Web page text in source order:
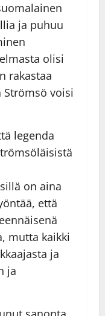
ja puhuu
olisi
rakastaa
voisi
legenda
on aina
että
mutta kaikki
ja
ja